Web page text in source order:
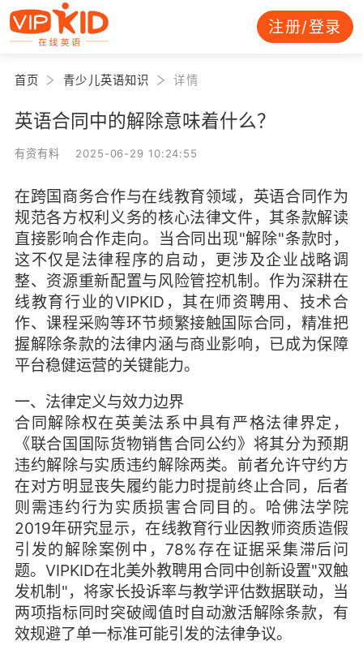
注册/登录
首页 青少儿英语知识 详情
英语合同中的解除意味着什么？
有资有料 2025-06-29 10:24:55
在跨国商务合作与在线教育领域，英语合同作为
规范各方权利义务的核心法律文件，其条款解读
直接影响合作走向。当合同出现"解除"条款时，
这不仅是法律程序的启动，更涉及企业战略调
整、资源重新配置与风险管控机制。作为深耕在
线教育行业的VIPKID，其在师资聘用、技术合
作、课程采购等环节频繁接触国际合同，精准把
握解除条款的法律内涵与商业影响，已成为保障
平台稳健运营的关键能力。
一、法律定义与效力边界
合同解除权在英美法系中具有严格法律界定，
《联合国国际货物销售合同公约》将其分为预期
违约解除与实质违约解除两类。前者允许守约方
在对方明显丧失履约能力时提前终止合同，后者
则需违约行为实质损害合同目的。哈佛法学院
2019年研究显示，在线教育行业因教师资质造假
引发的解除案例中，78%存在证据采集滞后问
题。VIPKID在北美外教聘用合同中创新设置"双触
发机制"，将家长投诉率与教学评估数据联动，当
两项指标同时突破阈值时自动激活解除条款，有
效规避了单一标准可能引发的法律争议。